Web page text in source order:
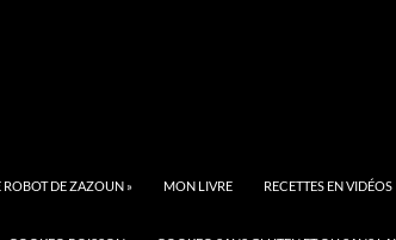
ROBOT DE ZAZOUN » MON LIVRE RECETTES EN VIDÉOS